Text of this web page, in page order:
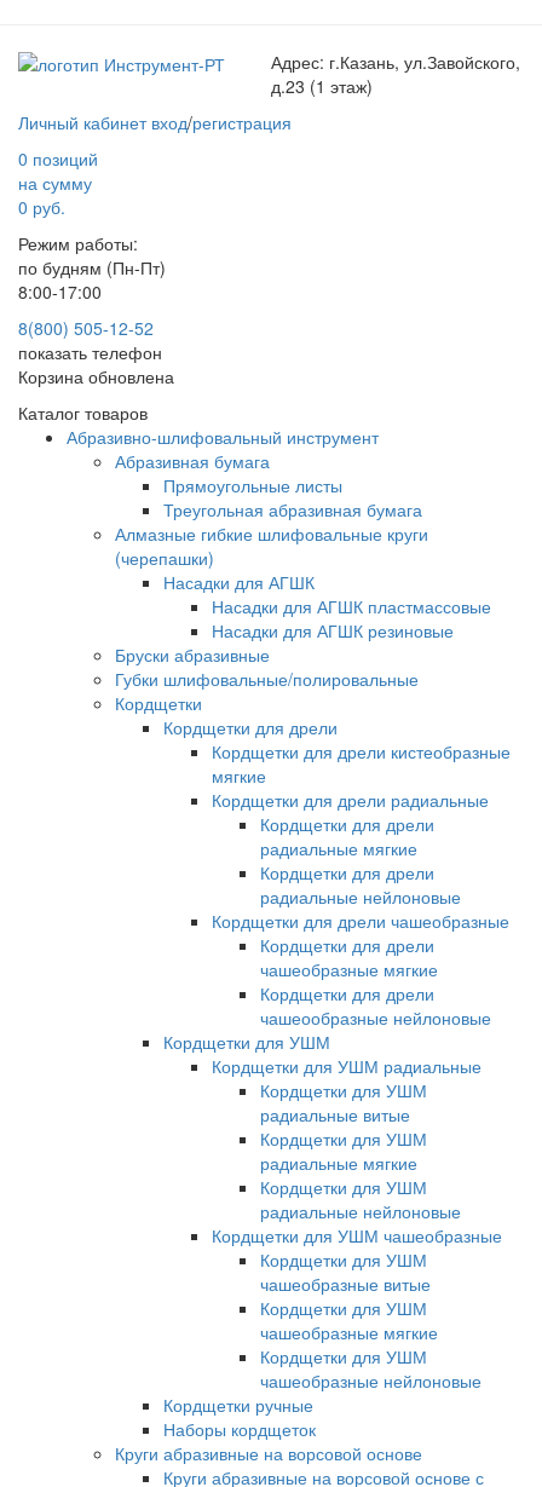
Адрес: г.Казань, ул.Завойского,
д.23 (1 этаж)
Личный кабинет вход/регистрация
0 позиций
на сумму
0 руб.
Режим работы:
по будням (Пн-Пт)
8:00-17:00
8(800) 505-12-52
показать телефон
Корзина обновлена
Каталог товаров
Абразивно-шлифовальный инструмент
Абразивная бумага
Прямоугольные листы
Треугольная абразивная бумага
Алмазные гибкие шлифовальные круги
(черепашки)
Насадки для АГШК
Насадки для АГШК пластмассовые
Насадки для АГШК резиновые
Бруски абразивные
Губки шлифовальные/полировальные
Кордщетки
Кордщетки для дрели
Кордщетки для дрели кистеобразные
мягкие
Кордщетки для дрели радиальные
Кордщетки для дрели
радиальные мягкие
Кордщетки для дрели
радиальные нейлоновые
Кордщетки для дрели чашеобразные
Кордщетки для дрели
чашеобразные мягкие
Кордщетки для дрели
чашеообразные нейлоновые
Кордщетки для УШМ
Кордщетки для УШМ радиальные
Кордщетки для УШМ
радиальные витые
Кордщетки для УШМ
радиальные мягкие
Кордщетки для УШМ
радиальные нейлоновые
Кордщетки для УШМ чашеобразные
Кордщетки для УШМ
чашеобразные витые
Кордщетки для УШМ
чашеобразные мягкие
Кордщетки для УШМ
чашеобразные нейлоновые
Кордщетки ручные
Наборы кордщеток
Круги абразивные на ворсовой основе
Круги абразивные на ворсовой основе с